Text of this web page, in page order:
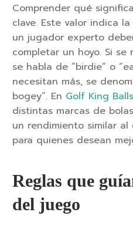
Comprender qué
clave. Este valor indica
un jugador experto
completar un hoyo. Si
se habla de “birdie” o
necesitan más, se
bogey”. En Golf King Balls
distintas marcas de
un rendimiento similar
para quienes desean
Reglas que
del juego